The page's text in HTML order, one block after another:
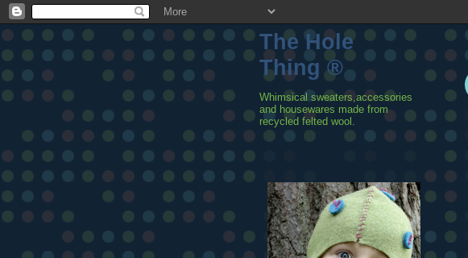
The Hole
Thing ®
Whimsical sweaters,accessories
and housewares made from
recycled felted wool.